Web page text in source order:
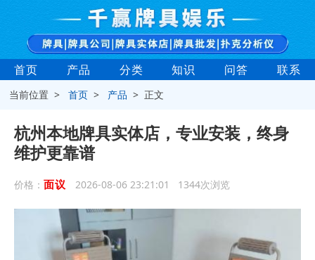
首页 产品 分类 知识 问答 联系
当前位置 >首页 > 产品 > 正文
杭州本地牌具实体店，专业安装，终身
维护更靠谱
价格： 面议 2026-08-06 23:21:01 1344次浏览